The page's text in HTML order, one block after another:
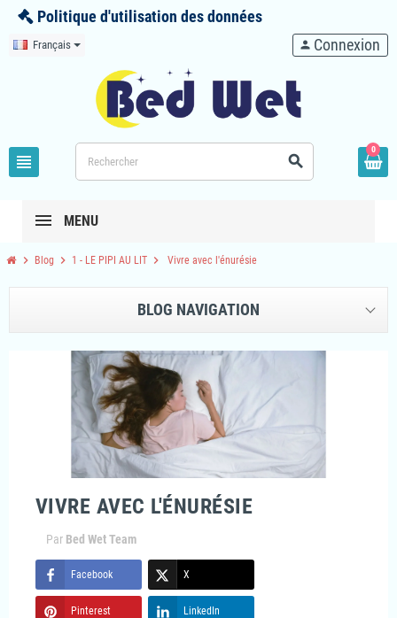
Politique d'utilisation des données
Français
view_headline search
person Connexion
0
MENU
chevron_right Blog chevron_right 1 - LE PIPI AU LIT chevron_right Vivre avec l'énurésie
BLOG NAVIGATION
VIVRE AVEC L'ÉNURÉSIE
Par Bed Wet Team
Facebook X
Pinterest LinkedIn